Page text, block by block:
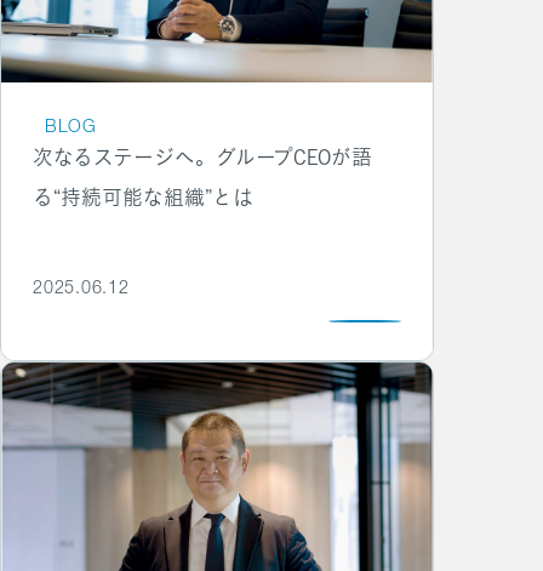
BLOG
次なるステージへ。グループCEOが語
る“持続可能な組織”とは
2025.06.12